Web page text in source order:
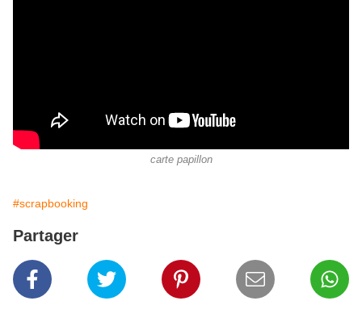
carte papillon
#scrapbooking
Partager